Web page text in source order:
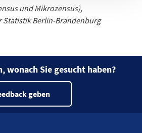
und Mikrozensus),
Statistik Berlin-Brandenburg
wonach Sie gesucht haben?
geben